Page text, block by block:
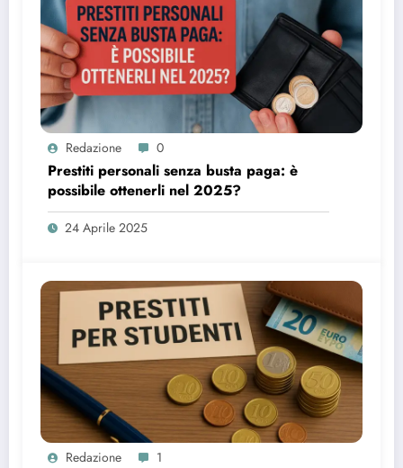
Redazione 0
Prestiti personali senza busta paga: è
possibile ottenerli nel 2025?
24 Aprile 2025
Redazione 1